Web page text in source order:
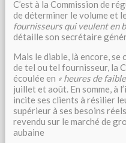
C’est à la Commission de
de déterminer le volume et
fournisseurs qui veulent en
détaille son secrétaire
Mais le diable, là encore, se
de tel ou tel fournisseur, la
écoulée en « heures de
juillet et août. En somme, à
incite ses clients à résilier
supérieur à ses besoins
revendu sur le marché de
aubaine